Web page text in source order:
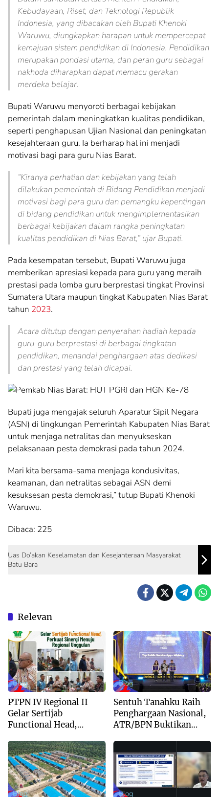
Kebudayaan, Riset, dan Teknologi Republik
Indonesia, yang dibacakan oleh Bupati Khenoki
Waruwu, diungkapkan harapan untuk mempercepat
kemajuan sistem pendidikan di Indonesia. Pendidikan
merupakan pondasi utama, dan peran guru sebagai
nakhoda diharapkan dapat memacu gerakan
merdeka belajar.
Bupati Waruwu menyoroti berbagai kebijakan
pemerintah dalam meningkatkan kualitas pendidikan,
seperti penghapusan Ujian Nasional dan peningkatan
kesejahteraan guru. Ia berharap hal ini menjadi
motivasi bagi para guru Nias Barat.
“Kiranya perhatian dan kebijakan yang telah
dilakukan pemerintah di Bidang Pendidikan menjadi
motivasi bagi para guru dan pemangku kepentingan
di bidang pendidikan untuk mengimplementasikan
berbagai kebijakan dalam rangka peningkatan
kualitas pendidikan di Nias Barat,” ujar Bupati.
Pada kesempatan tersebut, Bupati Waruwu juga
memberikan apresiasi kepada para guru yang meraih
prestasi pada lomba guru berprestasi tingkat Provinsi
Sumatera Utara maupun tingkat Kabupaten Nias Barat
tahun 2023.
Acara ditutup dengan penyerahan hadiah kepada
guru-guru berprestasi di berbagai tingkatan
pendidikan, menandai penghargaan atas dedikasi
dan prestasi yang telah dicapai.
Bupati juga mengajak seluruh Aparatur Sipil Negara
(ASN) di lingkungan Pemerintah Kabupaten Nias Barat
untuk menjaga netralitas dan menyukseskan
pelaksanaan pesta demokrasi pada tahun 2024.
Mari kita bersama-sama menjaga kondusivitas,
keamanan, dan netralitas sebagai ASN demi
kesuksesan pesta demokrasi,” tutup Bupati Khenoki
Waruwu.
Dibaca: 225
Uas Do’akan Keselamatan dan Kesejahteraan Masyarakat
Batu Bara
Relevan
Blog
PTPN IV Regional II
Gelar Sertijab
Functional Head,
Regional Unggulan
Blog
Sentuh Tanahku Raih
Penghargaan Nasional,
ATR/BPN Buktikan
Blog Blog